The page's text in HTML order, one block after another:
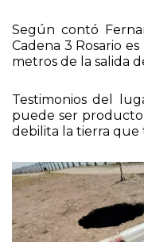
Según contó
Cadena 3 Rosario
metros de la salida
Testimonios del
puede ser
debilita la tierra que